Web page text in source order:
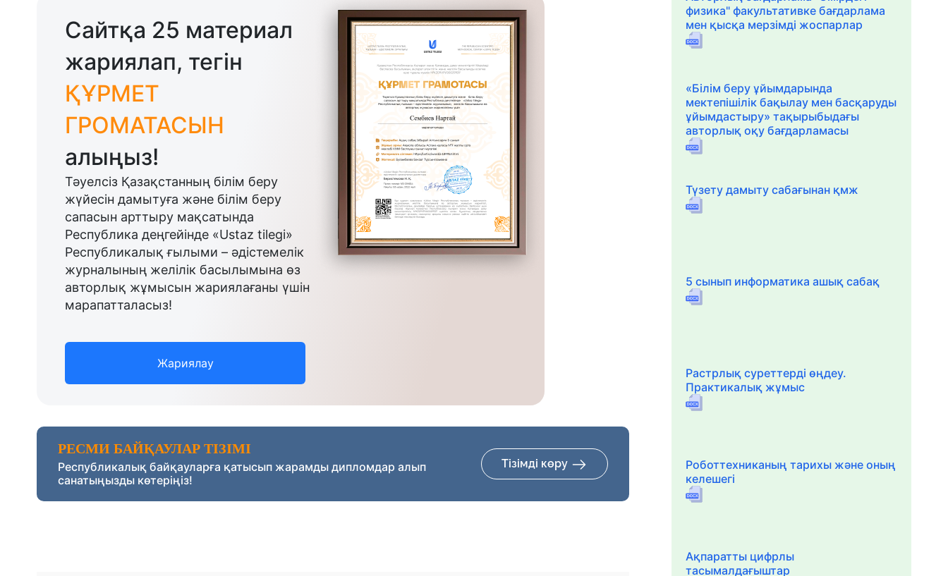
Сайтқа 25 материал
жариялап, тегін
ҚҰРМЕТ
ГРОМАТАСЫН
алыңыз!
Тәуелсіз Қазақстанның білім беру
жүйесін дамытуға және білім беру
сапасын арттыру мақсатында
Республика деңгейінде «Ustaz tilegi»
Республикалық ғылыми – әдістемелік
журналының желілік басылымына өз
авторлық жұмысын жариялағаны үшін
марапатталасыз!
Жариялау
РЕСМИ БАЙҚАУЛАР ТІЗІМІ
Республикалық байқауларға қатысып жарамды дипломдар алып
санатыңызды көтеріңіз!
Тізімді көру
физика" факультативке бағдарлама
мен қысқа мерзімді жоспарлар
«Білім беру ұйымдарында
мектепішілік бақылау мен басқаруды
ұйымдастыру» тақырыбыдағы
авторлық оқу бағдарламасы
Түзету дамыту сабағынан қмж
5 сынып информатика ашық сабақ
Растрлық суреттерді өңдеу.
Практикалық жұмыс
Роботтехниканың тарихы және оның
келешегі
Ақпаратты цифрлы
тасымалдағыштар